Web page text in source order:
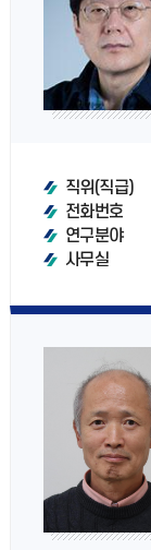
직위(직급)
전화번호
연구분야
사무실